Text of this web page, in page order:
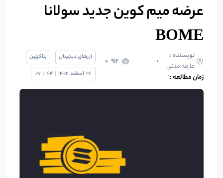
عرضه میم کوین جدید سولانا
BOME
نویسنده :
عارفه مدنی
912
زمان مطالعه :۱
ارزهای دیجیتال
بلاکچین
26 اسفند 1402
|
44
:
07